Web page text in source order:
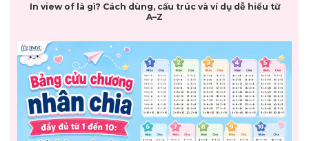
In view of là gì? Cách dùng, cấu trúc và ví dụ dễ hiểu từ
A–Z